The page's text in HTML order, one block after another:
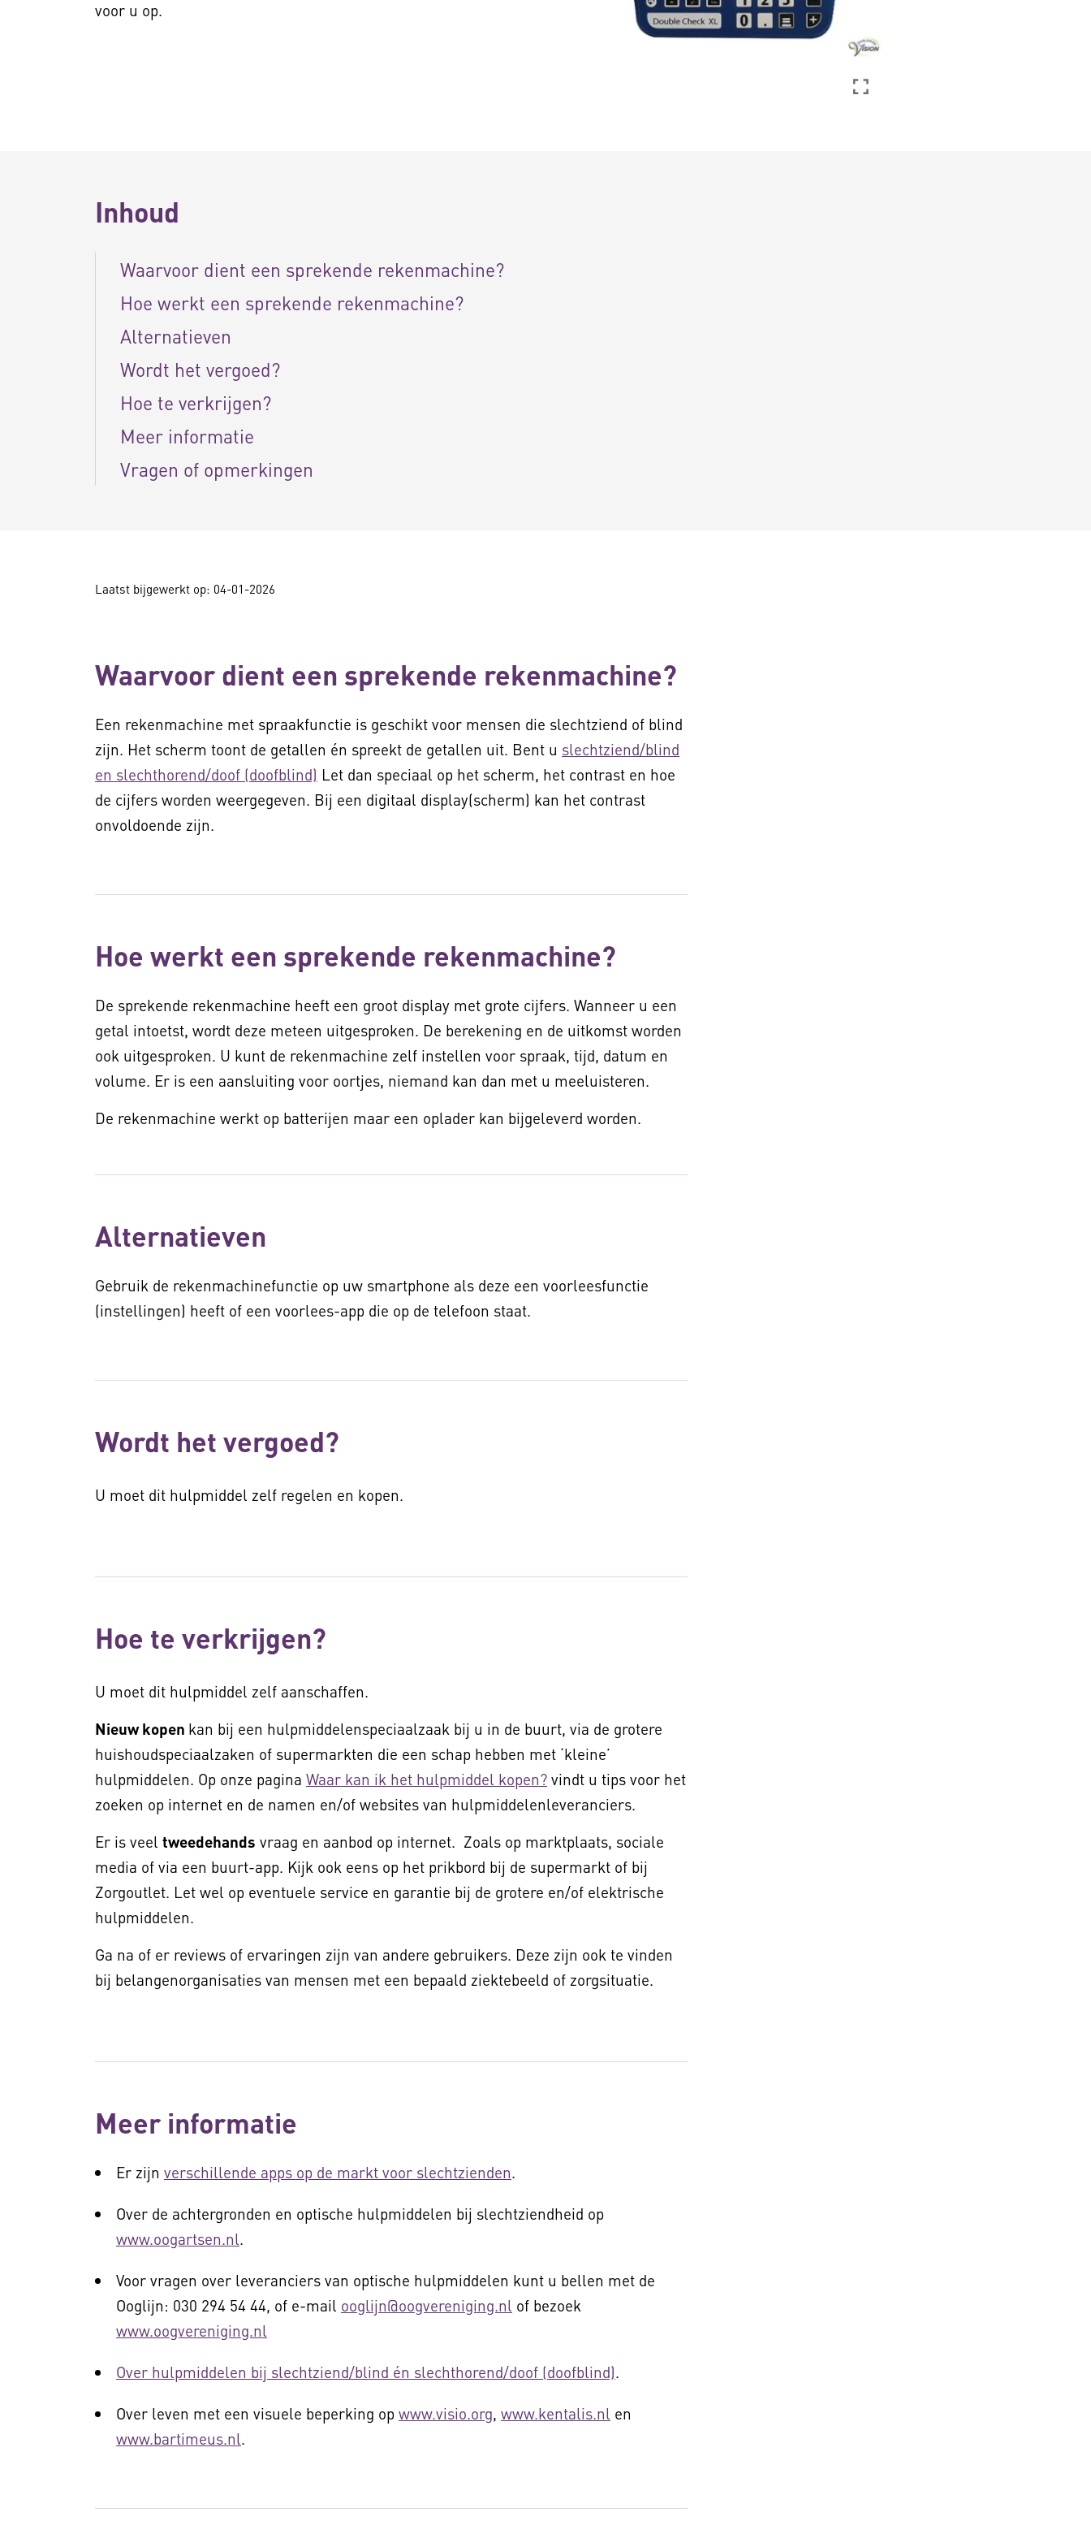
voor u op.
Inhoud
Waarvoor dient een sprekende rekenmachine?
Hoe werkt een sprekende rekenmachine?
Alternatieven
Wordt het vergoed?
Hoe te verkrijgen?
Meer informatie
Vragen of opmerkingen
Laatst bijgewerkt op: 04-01-2026
Waarvoor dient een sprekende rekenmachine?
Een rekenmachine met spraakfunctie is geschikt voor mensen die slechtziend of blind
zijn. Het scherm toont de getallen én spreekt de getallen uit. Bent u slechtziend/blind
en slechthorend/doof (doofblind) Let dan speciaal op het scherm, het contrast en hoe
de cijfers worden weergegeven. Bij een digitaal display(scherm) kan het contrast
onvoldoende zijn.
Hoe werkt een sprekende rekenmachine?
De sprekende rekenmachine heeft een groot display met grote cijfers. Wanneer u een
getal intoetst, wordt deze meteen uitgesproken. De berekening en de uitkomst worden
ook uitgesproken. U kunt de rekenmachine zelf instellen voor spraak, tijd, datum en
volume. Er is een aansluiting voor oortjes, niemand kan dan met u meeluisteren.
De rekenmachine werkt op batterijen maar een oplader kan bijgeleverd worden.
Alternatieven
Gebruik de rekenmachinefunctie op uw smartphone als deze een voorleesfunctie
(instellingen) heeft of een voorlees-app die op de telefoon staat.
Wordt het vergoed?
U moet dit hulpmiddel zelf regelen en kopen.
Hoe te verkrijgen?
U moet dit hulpmiddel zelf aanschaffen.
Nieuw kopen kan bij een hulpmiddelenspeciaalzaak bij u in de buurt, via de grotere
huishoudspeciaalzaken of supermarkten die een schap hebben met ‘kleine’
hulpmiddelen. Op onze pagina Waar kan ik het hulpmiddel kopen? vindt u tips voor het
zoeken op internet en de namen en/of websites van hulpmiddelenleveranciers.
Er is veel tweedehands vraag en aanbod op internet. Zoals op marktplaats, sociale
media of via een buurt-app. Kijk ook eens op het prikbord bij de supermarkt of bij
Zorgoutlet. Let wel op eventuele service en garantie bij de grotere en/of elektrische
hulpmiddelen.
Ga na of er reviews of ervaringen zijn van andere gebruikers. Deze zijn ook te vinden
bij belangenorganisaties van mensen met een bepaald ziektebeeld of zorgsituatie.
Meer informatie
Er zijn verschillende apps op de markt voor slechtzienden.
Over de achtergronden en optische hulpmiddelen bij slechtziendheid op
www.oogartsen.nl.
Voor vragen over leveranciers van optische hulpmiddelen kunt u bellen met de
Ooglijn: 030 294 54 44, of e-mail ooglijn@oogvereniging.nl of bezoek
www.oogvereniging.nl
Over hulpmiddelen bij slechtziend/blind én slechthorend/doof (doofblind).
Over leven met een visuele beperking op www.visio.org, www.kentalis.nl en
www.bartimeus.nl.